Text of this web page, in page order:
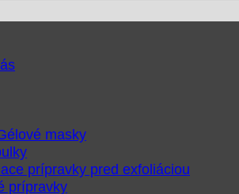
masky
prípravky pred exfoliáciou
prípravky